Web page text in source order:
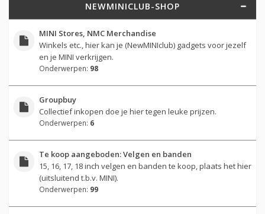
NEWMINICLUB-SHOP
MINI Stores, NMC Merchandise
Winkels etc., hier kan je (NewMINIclub) gadgets voor jezelf
en je MINI verkrijgen.
Onderwerpen: 98
Groupbuy
Collectief inkopen doe je hier tegen leuke prijzen.
Onderwerpen: 6
Te koop aangeboden: Velgen en banden
15, 16, 17, 18 inch velgen en banden te koop, plaats het hier
(uitsluitend t.b.v. MINI).
Onderwerpen: 99